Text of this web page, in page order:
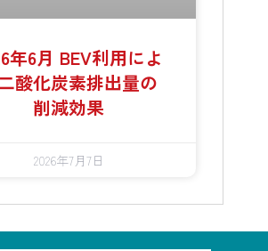
年6月 BEV利用によ
酸化炭素排出量の
削減効果
2026年7月7日